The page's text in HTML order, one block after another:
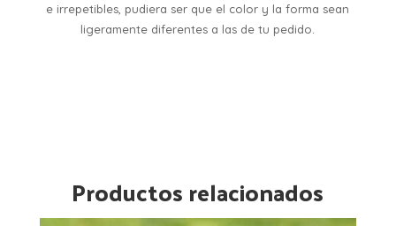
e irrepetibles, pudiera ser que el color y la forma sean
ligeramente diferentes a las de tu pedido.
Productos relacionados